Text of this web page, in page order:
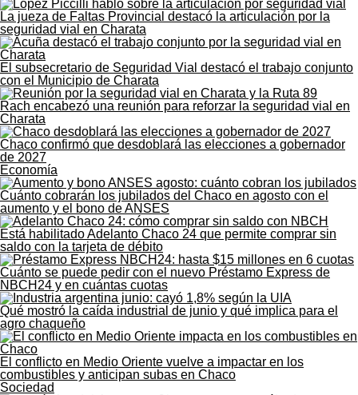
La jueza de Faltas Provincial destacó la articulación por la
seguridad vial en Charata
El subsecretario de Seguridad Vial destacó el trabajo conjunto
con el Municipio de Charata
Rach encabezó una reunión para reforzar la seguridad vial en
Charata
Chaco confirmó que desdoblará las elecciones a gobernador
de 2027
Economía
Cuánto cobrarán los jubilados del Chaco en agosto con el
aumento y el bono de ANSES
Está habilitado Adelanto Chaco 24 que permite comprar sin
saldo con la tarjeta de débito
Cuánto se puede pedir con el nuevo Préstamo Express de
NBCH24 y en cuántas cuotas
Qué mostró la caída industrial de junio y qué implica para el
agro chaqueño
El conflicto en Medio Oriente vuelve a impactar en los
combustibles y anticipan subas en Chaco
Sociedad